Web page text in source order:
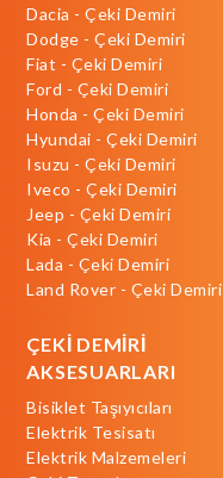
Dacia - Çeki Demiri
Dodge - Çeki Demiri
Fiat - Çeki Demiri
Ford - Çeki Demiri
Honda - Çeki Demiri
Hyundai - Çeki Demiri
Isuzu - Çeki Demiri
Iveco - Çeki Demiri
Jeep - Çeki Demiri
Kia - Çeki Demiri
Lada - Çeki Demiri
Land Rover - Çeki Demiri
ÇEKİ DEMİRİ
AKSESUARLARI
Bisiklet Taşıyıcıları
Elektrik Tesisatı
Elektrik Malzemeleri